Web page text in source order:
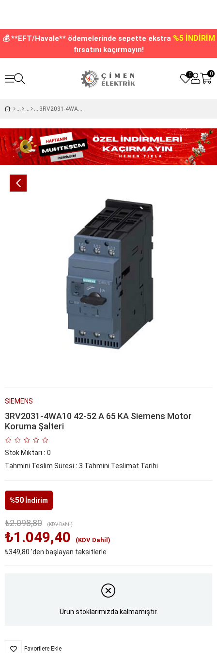
💰 **EFT/Havale** ödemelerinde sepette ekstra %5 İNDİRİM
fırsatını kaçırmayın!
0
0
3RV2031-4WA10 42-52 A 65 KA Siemens Motor Koruma Şalteri
SIEMENS
3RV2031-4WA10 42-52 A 65 KA Siemens Motor
Koruma Şalteri
Stok Miktarı : 0
Tahmini Teslim Süresi : 3 Tahmini Teslimat Tarihi
%50 İndirim
₺2.098,80 (KDV Dahil)
₺1.049,40 (KDV Dahil)
₺349,80 'den başlayan taksitlerle
Ürün stoklarımızda kalmamıştır.
Favorilere Ekle